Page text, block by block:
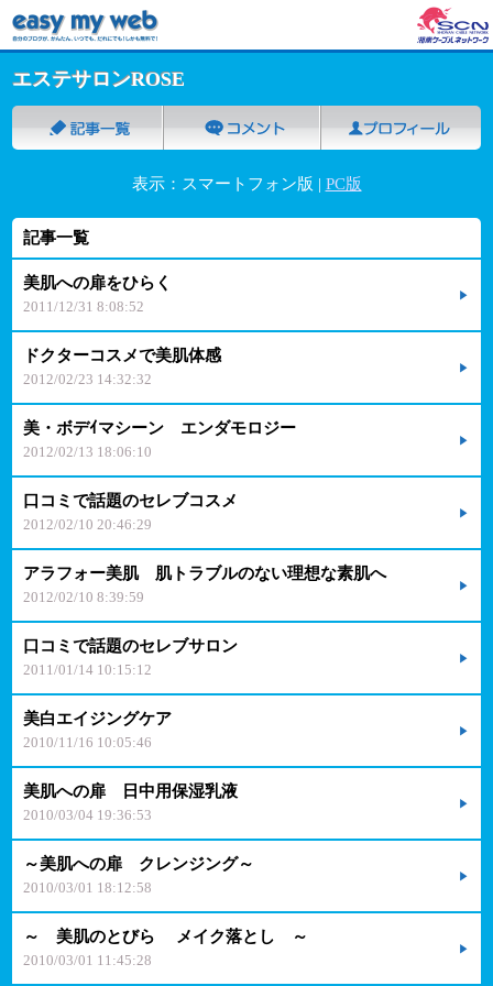
エステサロンROSE
表示：スマートフォン版 | PC版
記事一覧
美肌への扉をひらく
2011/12/31 8:08:52
ドクターコスメで美肌体感
2012/02/23 14:32:32
美・ボデｲマシーン エンダモロジー
2012/02/13 18:06:10
口コミで話題のセレブコスメ
2012/02/10 20:46:29
アラフォー美肌 肌トラブルのない理想な素肌へ
2012/02/10 8:39:59
口コミで話題のセレブサロン
2011/01/14 10:15:12
美白エイジングケア
2010/11/16 10:05:46
美肌への扉 日中用保湿乳液
2010/03/04 19:36:53
～美肌への扉 クレンジング～
2010/03/01 18:12:58
～ 美肌のとびら メイク落とし ～
2010/03/01 11:45:28